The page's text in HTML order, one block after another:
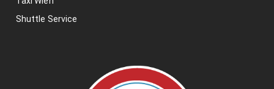
Shuttle Service